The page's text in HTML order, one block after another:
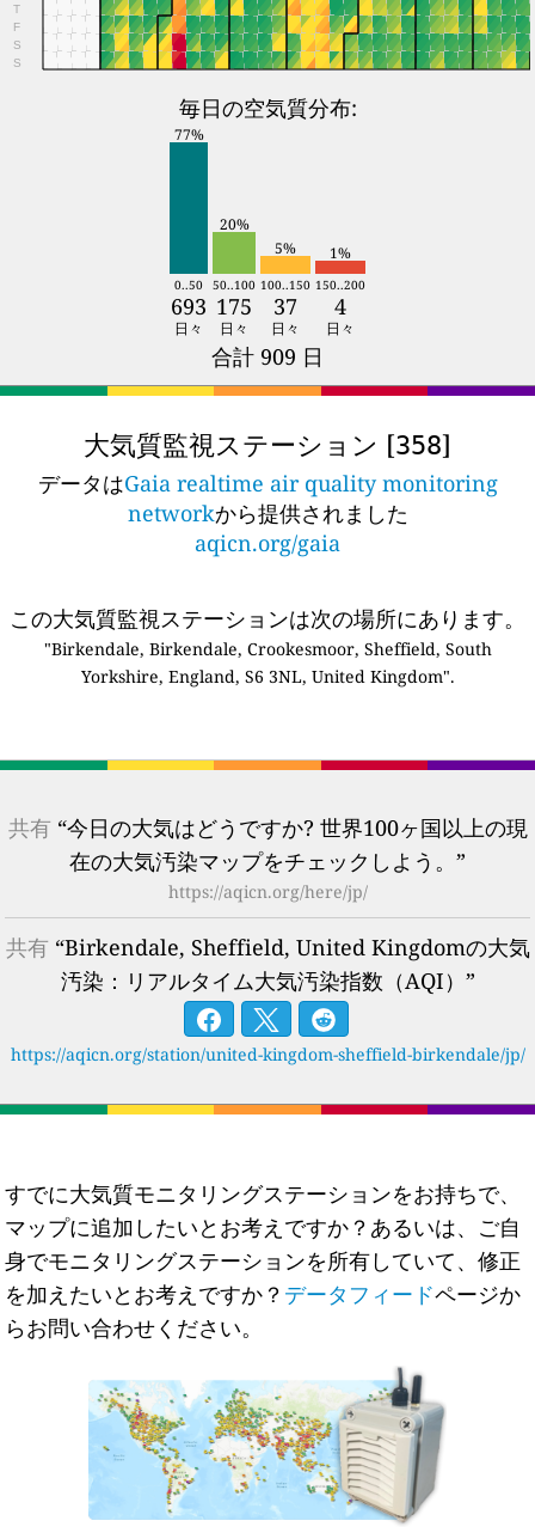
T
F
S
S
毎日の空気質分布:
77%
20%
5%
1%
0..50 50..100 100..150 150..200
693 175 37 4
日々 日々 日々 日々
合計 909 日
大気質監視ステーション [358]
データはGaia realtime air quality monitoring
networkから提供されました
aqicn.org/gaia
この大気質監視ステーションは次の場所にあります。
"Birkendale, Birkendale, Crookesmoor, Sheffield, South
Yorkshire, England, S6 3NL, United Kingdom".
共有“今日の大気はどうですか? 世界100ヶ国以上の現
在の大気汚染マップをチェックしよう。”
https://aqicn.org/here/jp/
共有“Birkendale, Sheffield, United Kingdomの大気
汚染：リアルタイム大気汚染指数（AQI）”
https://aqicn.org/station/united-kingdom-sheffield-birkendale/jp/
すでに大気質モニタリングステーションをお持ちで、
マップに追加したいとお考えですか？あるいは、ご自
身でモニタリングステーションを所有していて、修正
を加えたいとお考えですか？ データフィードページか
らお問い合わせください。